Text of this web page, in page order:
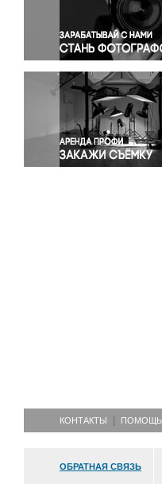
Правосудие
Происшествия и
Религия
Светская жизнь
Спорт
Экология
Экономика и
КОНТАКТЫ ПОМОЩЬ
ОБРАТНАЯ СВЯЗЬ